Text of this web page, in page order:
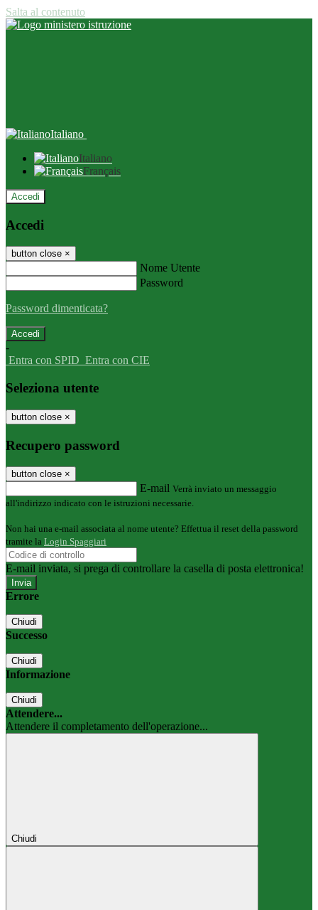
Salta al contenuto
Italiano
Italiano
Français
Accedi
Accedi
button close ×
Nome Utente
Password
Password dimenticata?
-
Entra con SPID Entra con CIE
Seleziona utente
button close ×
Recupero password
button close ×
E-mail Verrà inviato un messaggio
all'indirizzo indicato con le istruzioni necessarie.
Non hai una e-mail associata al nome utente? Effettua il reset della password
tramite la Login Spaggiari
E-mail inviata, si prega di controllare la casella di posta elettronica!
Errore
Chiudi
Successo
Chiudi
Informazione
Chiudi
Attendere...
Attendere il completamento dell'operazione...
Chiudi